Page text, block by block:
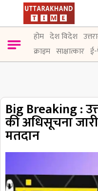
होम देश विदेश
क्राइम साक्षात्कार
Big Breaking :
की अधिसूचना
मतदान